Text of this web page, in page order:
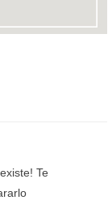
Te